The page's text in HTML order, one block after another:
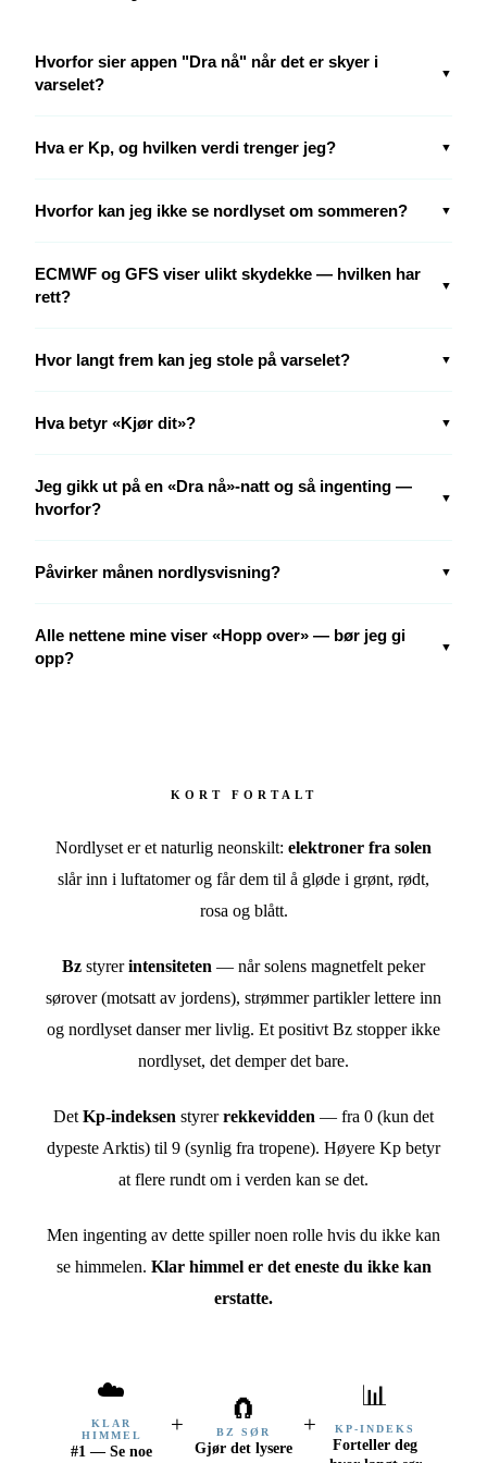
Hvorfor sier appen "Dra nå" når det er skyer i
varselet?
▼
Hva er Kp, og hvilken verdi trenger jeg? ▼
Hvorfor kan jeg ikke se nordlyset om sommeren? ▼
ECMWF og GFS viser ulikt skydekke — hvilken har
rett?
▼
Hvor langt frem kan jeg stole på varselet? ▼
Hva betyr «Kjør dit»? ▼
Jeg gikk ut på en «Dra nå»-natt og så ingenting —
hvorfor?
▼
Påvirker månen nordlysvisning? ▼
Alle nettene mine viser «Hopp over» — bør jeg gi
opp?
▼
KORT FORTALT
Nordlyset er et naturlig neonskilt: elektroner fra solen
slår inn i luftatomer og får dem til å gløde i grønt, rødt,
rosa og blått.
Bz styrerintensiteten — når solens magnetfelt peker
sørover (motsatt av jordens), strømmer partikler lettere inn
og nordlyset danser mer livlig. Et positivt Bz stopper ikke
nordlyset, det demper det bare.
Det Kp-indeksen styrerrekkevidden — fra 0 (kun det
dypeste Arktis) til 9 (synlig fra tropene). Høyere Kp betyr
at flere rundt om i verden kan se det.
Men ingenting av dette spiller noen rolle hvis du ikke kan
se himmelen. Klar himmel er det eneste du ikke kan
erstatte.
☁️
KLAR
HIMMEL
#1 — Se noe
+ 🧲
BZ SØR
Gjør det lysere
+
📊
KP-INDEKS
Forteller deg